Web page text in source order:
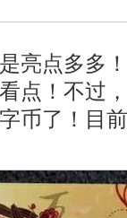
亮点多多
点！不过
币了！目